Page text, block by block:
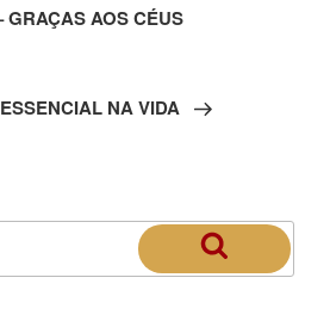
GRAÇAS AOS CÉUS
NA VIDA